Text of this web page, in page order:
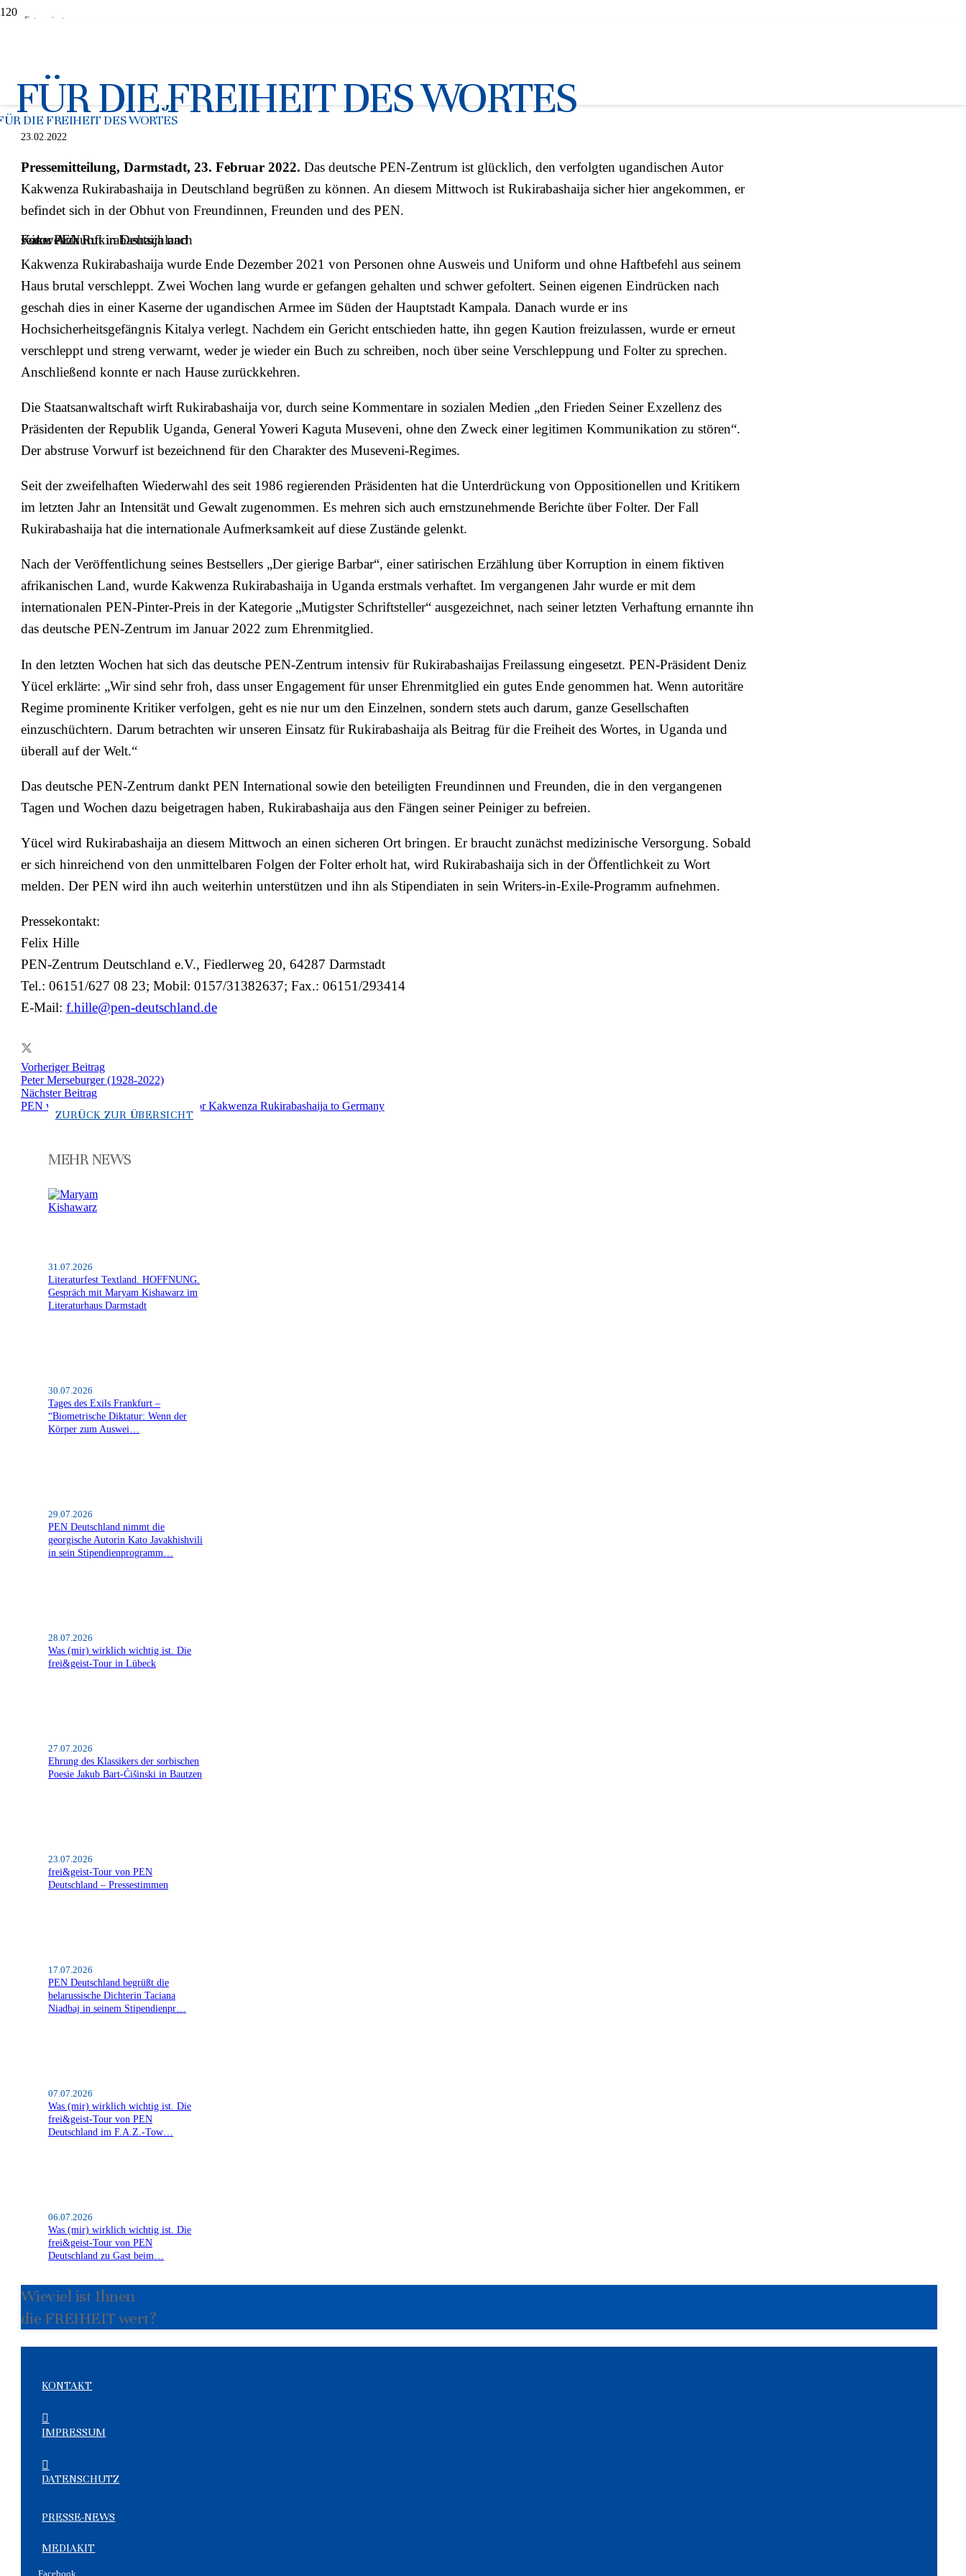
FÜR DIE FREIHEIT DES WORTES
DIE FREIHEIT DES WORTES
Foto: privat
Rukirabashaija in Deutschland
23.02.2022
Pressemitteilung, Darmstadt, 23. Februar 2022. Das deutsche PEN-Zentrum ist glücklich, den verfolgten ugandischen Autor
Kakwenza Rukirabashaija in Deutschland begrüßen zu können. An diesem Mittwoch ist Rukirabashaija sicher hier angekommen, er
befindet sich in der Obhut von Freundinnen, Freunden und des PEN.
Kakwenza Rukirabashaija nach seiner Ankunft in Deutschland
Foto: PEN
Kakwenza Rukirabashaija wurde Ende Dezember 2021 von Personen ohne Ausweis und Uniform und ohne Haftbefehl aus seinem
Haus brutal verschleppt. Zwei Wochen lang wurde er gefangen gehalten und schwer gefoltert. Seinen eigenen Eindrücken nach
geschah dies in einer Kaserne der ugandischen Armee im Süden der Hauptstadt Kampala. Danach wurde er ins
Hochsicherheitsgefängnis Kitalya verlegt. Nachdem ein Gericht entschieden hatte, ihn gegen Kaution freizulassen, wurde er erneut
verschleppt und streng verwarnt, weder je wieder ein Buch zu schreiben, noch über seine Verschleppung und Folter zu sprechen.
Anschließend konnte er nach Hause zurückkehren.
Die Staatsanwaltschaft wirft Rukirabashaija vor, durch seine Kommentare in sozialen Medien „den Frieden Seiner Exzellenz des
Präsidenten der Republik Uganda, General Yoweri Kaguta Museveni, ohne den Zweck einer legitimen Kommunikation zu stören“.
Der abstruse Vorwurf ist bezeichnend für den Charakter des Museveni-Regimes.
Seit der zweifelhaften Wiederwahl des seit 1986 regierenden Präsidenten hat die Unterdrückung von Oppositionellen und Kritikern
im letzten Jahr an Intensität und Gewalt zugenommen. Es mehren sich auch ernstzunehmende Berichte über Folter. Der Fall
Rukirabashaija hat die internationale Aufmerksamkeit auf diese Zustände gelenkt.
Nach der Veröffentlichung seines Bestsellers „Der gierige Barbar“, einer satirischen Erzählung über Korruption in einem fiktiven
afrikanischen Land, wurde Kakwenza Rukirabashaija in Uganda erstmals verhaftet. Im vergangenen Jahr wurde er mit dem
internationalen PEN-Pinter-Preis in der Kategorie „Mutigster Schriftsteller“ ausgezeichnet, nach seiner letzten Verhaftung ernannte ihn
das deutsche PEN-Zentrum im Januar 2022 zum Ehrenmitglied.
In den letzten Wochen hat sich das deutsche PEN-Zentrum intensiv für Rukirabashaijas Freilassung eingesetzt. PEN-Präsident Deniz
Yücel erklärte: „Wir sind sehr froh, dass unser Engagement für unser Ehrenmitglied ein gutes Ende genommen hat. Wenn autoritäre
Regime prominente Kritiker verfolgen, geht es nie nur um den Einzelnen, sondern stets auch darum, ganze Gesellschaften
einzuschüchtern. Darum betrachten wir unseren Einsatz für Rukirabashaija als Beitrag für die Freiheit des Wortes, in Uganda und
überall auf der Welt.“
Das deutsche PEN-Zentrum dankt PEN International sowie den beteiligten Freundinnen und Freunden, die in den vergangenen
Tagen und Wochen dazu beigetragen haben, Rukirabashaija aus den Fängen seiner Peiniger zu befreien.
Yücel wird Rukirabashaija an diesem Mittwoch an einen sicheren Ort bringen. Er braucht zunächst medizinische Versorgung. Sobald
er sich hinreichend von den unmittelbaren Folgen der Folter erholt hat, wird Rukirabashaija sich in der Öffentlichkeit zu Wort
melden. Der PEN wird ihn auch weiterhin unterstützen und ihn als Stipendiaten in sein Writers-in-Exile-Programm aufnehmen.
Pressekontakt:
Felix Hille
PEN-Zentrum Deutschland e.V., Fiedlerweg 20, 64287 Darmstadt
Tel.: 06151/627 08 23; Mobil: 0157/31382637; Fax.: 06151/293414
E-Mail: f.hille@pen-deutschland.de
Vorheriger Beitrag
Peter Merseburger (1928-2022)
Nächster Beitrag
PEN welcomes tortured Ugandan author Kakwenza Rukirabashaija to Germany
ZURÜCK ZUR ÜBERSICHT
MEHR NEWS
31.07.2026
Literaturfest Textland. HOFFNUNG.
Gespräch mit Maryam Kishawarz im
Literaturhaus Darmstadt
30.07.2026
Tages des Exils Frankfurt –
“Biometrische Diktatur: Wenn der
Körper zum Auswei…
29.07.2026
PEN Deutschland nimmt die
georgische Autorin Kato Javakhishvili
in sein Stipendienprogramm…
28.07.2026
Was (mir) wirklich wichtig ist. Die
frei&geist-Tour in Lübeck
27.07.2026
Ehrung des Klassikers der sorbischen
Poesie Jakub Bart-Ćišinski in Bautzen
23.07.2026
frei&geist-Tour von PEN
Deutschland – Pressestimmen
17.07.2026
PEN Deutschland begrüßt die
belarussische Dichterin Taciana
Niadbaj in seinem Stipendienpr…
07.07.2026
Was (mir) wirklich wichtig ist. Die
frei&geist-Tour von PEN
Deutschland im F.A.Z.-Tow…
06.07.2026
Was (mir) wirklich wichtig ist. Die
frei&geist-Tour von PEN
Deutschland zu Gast beim…
Wieviel ist Ihnen
die FREIHEIT wert?
KONTAKT
IMPRESSUM
DATENSCHUTZ
PRESSE-NEWS
MEDIAKIT
Facebook